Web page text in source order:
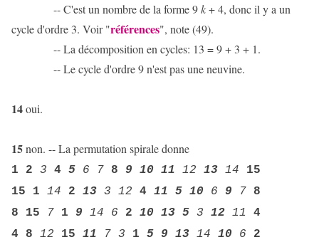
-- C'est un nombre de la forme 9k+ 4, donc il y a un
cycle d'ordre 3. Voir "références", note (49).
-- La décomposition en cycles: 13 = 9 + 3 + 1.
-- Le cycle d'ordre 9 n'est pas une neuvine.
14oui.
15non. -- La permutation spirale donne
1 2 3 4 5 6 7 8 9 10 11 12 13 14
15
15
1 14 2 13 3 12 4 11 5 10 6 9 7
8
8
15 7 1 9 14 6 2 10 13 5 3 12 11
4
4
8 12 15 11 7 3 1 5 9 13 14 10 6
2